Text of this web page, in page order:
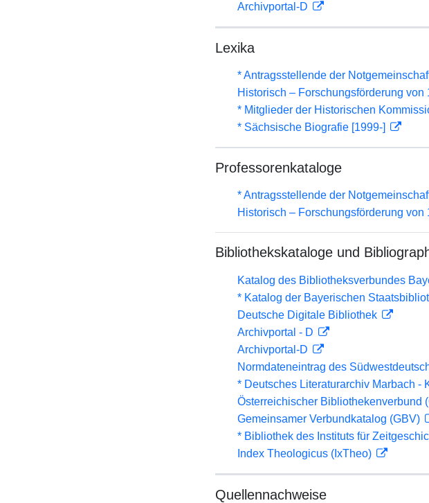
Archivportal-D
Lexika
* Antragsstellende der
Historisch – Forschungsförderung von
* Mitglieder der Historischen
* Sächsische Biografie [1999-]
Professorenkataloge
* Antragsstellende der
Historisch – Forschungsförderung von
Bibliothekskataloge und
Katalog des Bibliotheksverbundes
* Katalog der Bayerischen
Deutsche Digitale Bibliothek
Archivportal - D
Archivportal-D
Normdateneintrag des
* Deutsches Literaturarchiv Marbach -
Österreichischer Bibliothekenverbund
Gemeinsamer Verbundkatalog (GBV)
* Bibliothek des Instituts für
Index Theologicus (IxTheo)
Quellennachweise